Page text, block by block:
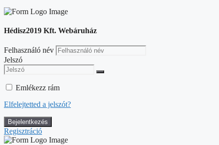
Hédisz2019 Kft. Webáruház
Felhasználó név
Jelszó
Emlékezz rám
Elfelejtetted a jelszót?
Regisztráció